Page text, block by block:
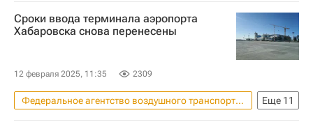
Сроки ввода терминала аэропорта
Хабаровска снова перенесены
12 февраля 2025, 11:35 2309
Еще 11
Федеральное агентство воздушного транспорта (Росавиация)